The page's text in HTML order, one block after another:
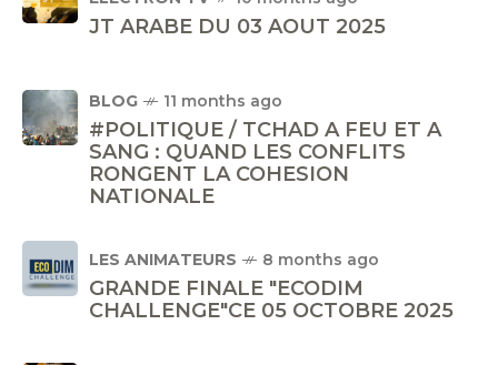
JT ARABE DU 03 AOUT 2025
BLOG 11 months ago
#POLITIQUE / TCHAD A FEU ET A
SANG : QUAND LES CONFLITS
RONGENT LA COHESION
NATIONALE
LES ANIMATEURS 8 months ago
GRANDE FINALE "ECODIM
CHALLENGE"CE 05 OCTOBRE 2025